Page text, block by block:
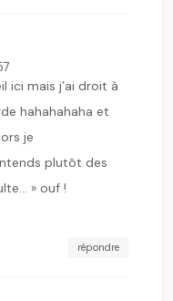
ici mais j’ai droit à
hahahahaha et
je
plutôt des
» ouf !
répondre